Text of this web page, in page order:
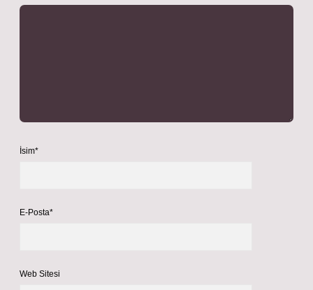
İsim*
E-Posta*
Web Sitesi